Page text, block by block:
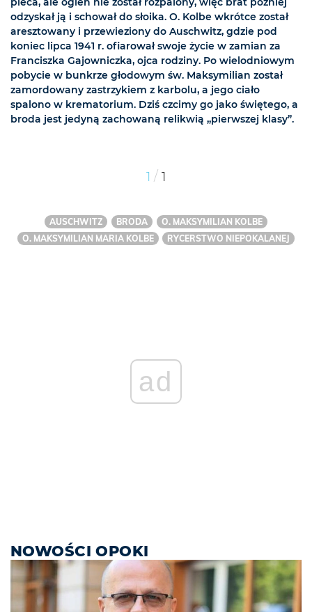
odzyskał ją i schował do słoika. O. Kolbe wkrótce został
aresztowany i przewieziony do Auschwitz, gdzie pod
koniec lipca 1941 r. ofiarował swoje życie w zamian za
Franciszka Gajowniczka, ojca rodziny. Po wielodniowym
pobycie w bunkrze głodowym św. Maksymilian został
zamordowany zastrzykiem z karbolu, a jego ciało
spalono w krematorium. Dziś czcimy go jako świętego, a
broda jest jedyną zachowaną relikwią „pierwszej klasy”.
1 / 1
AUSCHWITZ BRODA
O. MAKSYMILIAN KOLBE
O. MAKSYMILIAN MARIA KOLBE
RYCERSTWO NIEPOKALANEJ
ad
NOWOŚCI OPOKI